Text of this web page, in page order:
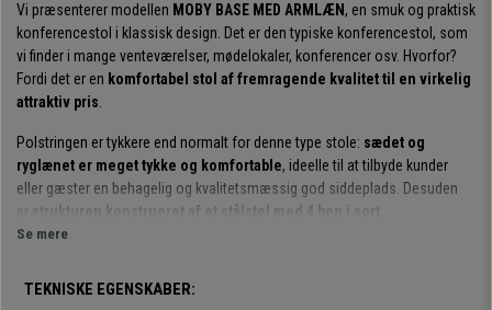
Vi præsenterer modellen MOBY BASE MED ARMLÆN, en smuk og praktisk
konferencestol i klassisk design. Det er den typiske konferencestol, som
vi finder i mange venteværelser, mødelokaler, konferencer osv. Hvorfor?
Fordi det er en komfortabel stol af fremragende kvalitet til en virkelig
attraktiv pris
Polstringen er tykkere end normalt for denne type stole: sædet og
ryglænet er meget tykke og komfortable, ideelle til at tilbyde kunder
eller gæster en behagelig og kvalitetsmæssig god siddeplads. Desuden
strukturen konstrueret af et stålstel med 4 ben i sort
skum er indsat i en lukket form, så hvert stykke har den nøjagtige form
Se mere
TEKNISKE EGENSKABER: